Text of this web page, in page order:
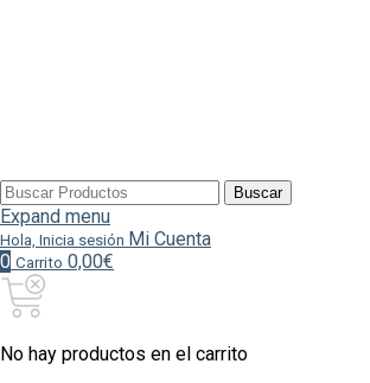
Buscar
por:
Buscar
Expand menu
Hola, Inicia sesión Mi Cuenta
0 Carrito 0,00€
No hay productos en el carrito